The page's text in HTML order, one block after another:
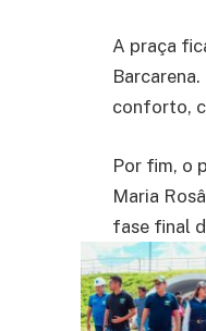
A praça
conforto,
Por fim, o
Maria
fase final